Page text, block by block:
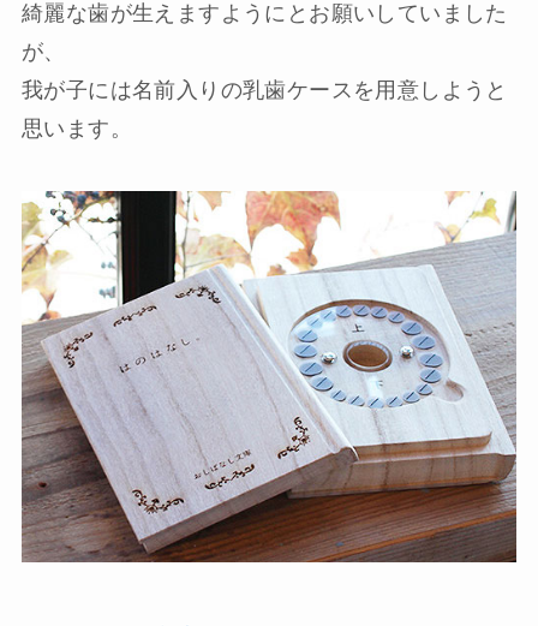
綺麗な歯が生えますようにとお願いしていました
が、
我が子には名前入りの乳歯ケースを用意しようと
思います。